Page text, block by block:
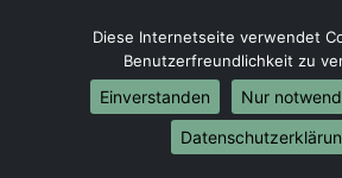
Umzug von Rostock nach Bremen
Umzug von Rostock nach Dresden
Umzug von Rostock nach
Umzug von Rostock nach
Umzug von Rostock nach
Diese Internetseite verwendet
Benutzerfreundlichkeit zu
Einverstanden
Nur